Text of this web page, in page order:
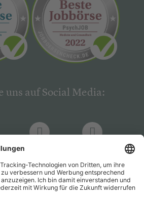
uns auf Social Media:
Hogrefe
Verlag
Hogrefe
Verlag